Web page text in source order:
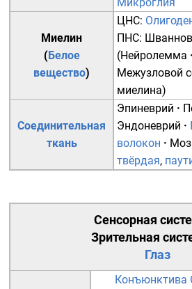
Миелин
(Белое
вещество)
ЦНС:
ПНС:
(Нейролемма ·
Межузловой
миелина)
Соединительная
ткань
Эпиневрий ·
Эндоневрий ·
волокон ·
твёрдая,
Сенсорная
Зрительная
Глаз
Конъюнктива